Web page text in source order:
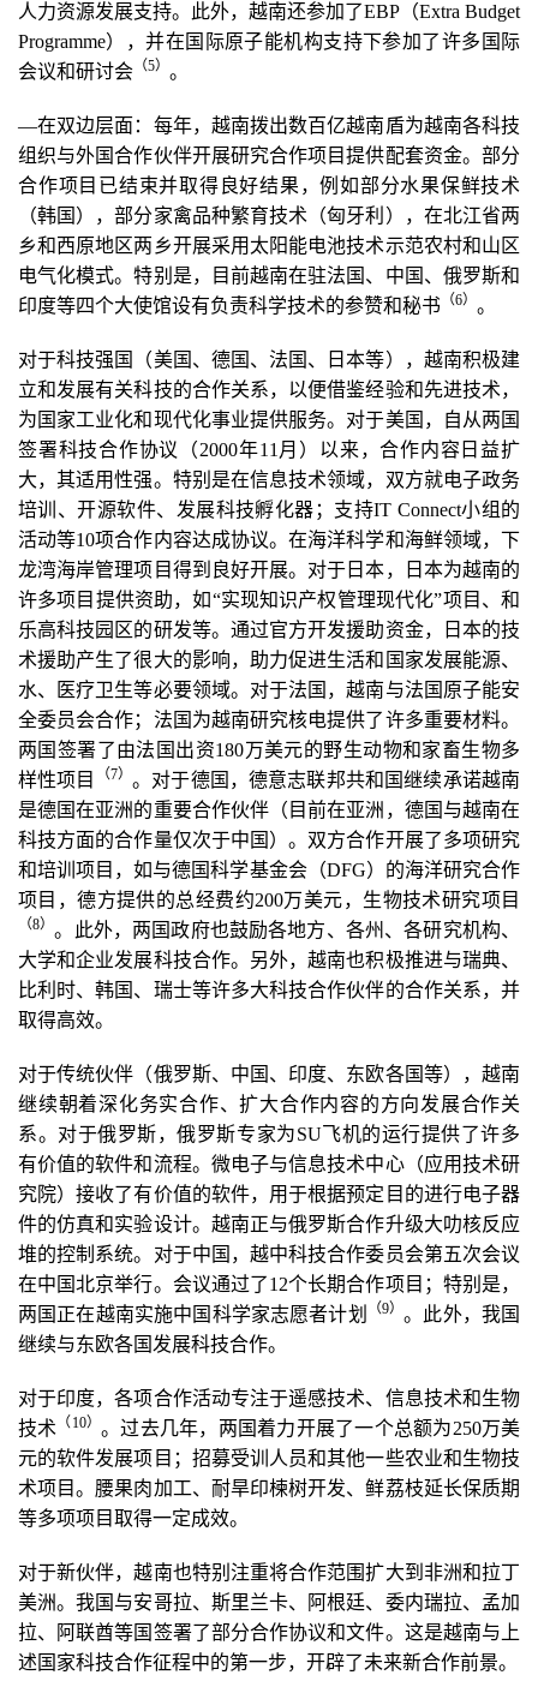
人力资源发展支持。此外，越南还参加了EBP（Extra Budget
Programme），并在国际原子能机构支持下参加了许多国际
会议和研讨会 （5） 。
—在双边层面：每年，越南拨出数百亿越南盾为越南各科技
组织与外国合作伙伴开展研究合作项目提供配套资金。部分
合作项目已结束并取得良好结果，例如部分水果保鲜技术
（韩国），部分家禽品种繁育技术（匈牙利），在北江省两
乡和西原地区两乡开展采用太阳能电池技术示范农村和山区
电气化模式。特别是，目前越南在驻法国、中国、俄罗斯和
印度等四个大使馆设有负责科学技术的参赞和秘书 （6） 。
对于科技强国（美国、德国、法国、日本等），越南积极建
立和发展有关科技的合作关系，以便借鉴经验和先进技术，
为国家工业化和现代化事业提供服务。对于美国，自从两国
签署科技合作协议（2000年11月）以来，合作内容日益扩
大，其适用性强。特别是在信息技术领域，双方就电子政务
培训、开源软件、发展科技孵化器；支持IT Connect小组的
活动等10项合作内容达成协议。在海洋科学和海鲜领域，下
龙湾海岸管理项目得到良好开展。对于日本，日本为越南的
许多项目提供资助，如“实现知识产权管理现代化”项目、和
乐高科技园区的研发等。通过官方开发援助资金，日本的技
术援助产生了很大的影响，助力促进生活和国家发展能源、
水、医疗卫生等必要领域。对于法国，越南与法国原子能安
全委员会合作；法国为越南研究核电提供了许多重要材料。
两国签署了由法国出资180万美元的野生动物和家畜生物多
样性项目
（7） 。对于德国，德意志联邦共和国继续承诺越南
是德国在亚洲的重要合作伙伴（目前在亚洲，德国与越南在
科技方面的合作量仅次于中国）。双方合作开展了多项研究
和培训项目，如与德国科学基金会（DFG）的海洋研究合作
项目，德方提供的总经费约200万美元，生物技术研究项目
（8） 。此外，两国政府也鼓励各地方、各州、各研究机构、
大学和企业发展科技合作。另外，越南也积极推进与瑞典、
比利时、韩国、瑞士等许多大科技合作伙伴的合作关系，并
取得高效。
对于传统伙伴（俄罗斯、中国、印度、东欧各国等），越南
继续朝着深化务实合作、扩大合作内容的方向发展合作关
系。对于俄罗斯，俄罗斯专家为SU飞机的运行提供了许多
有价值的软件和流程。微电子与信息技术中心（应用技术研
究院）接收了有价值的软件，用于根据预定目的进行电子器
件的仿真和实验设计。越南正与俄罗斯合作升级大叻核反应
堆的控制系统。对于中国，越中科技合作委员会第五次会议
在中国北京举行。会议通过了12个长期合作项目；特别是，
两国正在越南实施中国科学家志愿者计划
（9） 。此外，我国
继续与东欧各国发展科技合作。
对于印度，各项合作活动专注于遥感技术、信息技术和生物
技术 （10） 。过去几年，两国着力开展了一个总额为250万美
元的软件发展项目；招募受训人员和其他一些农业和生物技
术项目。腰果肉加工、耐旱印楝树开发、鲜荔枝延长保质期
等多项项目取得一定成效。
对于新伙伴，越南也特别注重将合作范围扩大到非洲和拉丁
美洲。我国与安哥拉、斯里兰卡、阿根廷、委内瑞拉、孟加
拉、阿联酋等国签署了部分合作协议和文件。这是越南与上
述国家科技合作征程中的第一步，开辟了未来新合作前景。